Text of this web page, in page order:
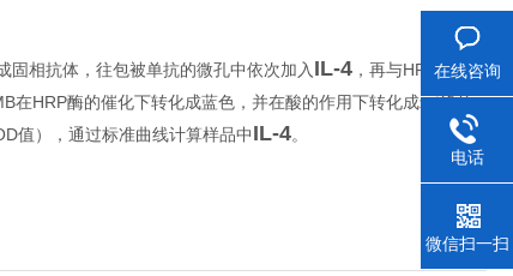
固相抗体，往包被单抗的微孔中依次加入 IL-4 ，再与HRP标记
在HRP酶的催化下转化成蓝色，并在酸的作用下转化成zui终的
值），通过标准曲线计算样品中 IL-4。
在线咨询
电话
微信扫一扫